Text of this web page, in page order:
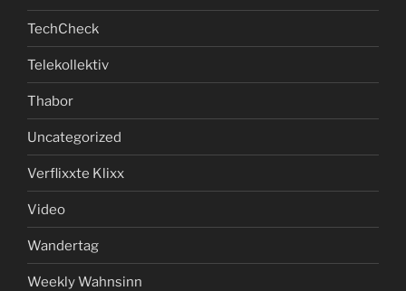
TechCheck
Telekollektiv
Thabor
Uncategorized
Verflixxte Klixx
Video
Wandertag
Weekly Wahnsinn